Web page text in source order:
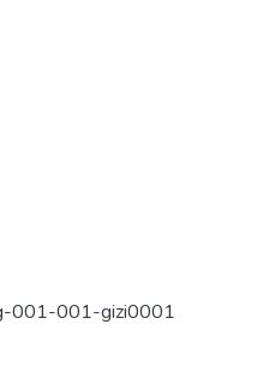
001-001-gizi0001